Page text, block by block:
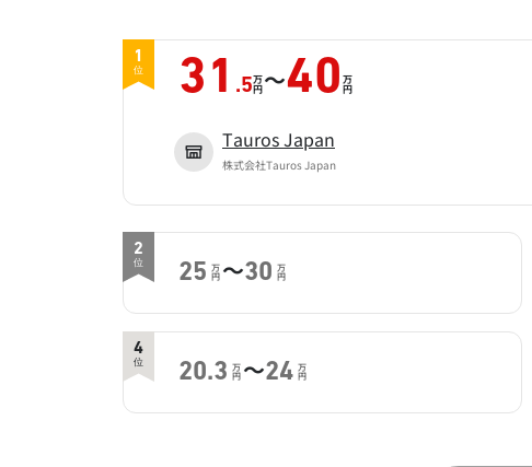
1
位 31 .5万
円～40 万
円
Tauros Japan
株式会社Tauros Japan
2
位 25 万
円 ～30 万
円
4
位 20.3 万
円 ～24 万
円